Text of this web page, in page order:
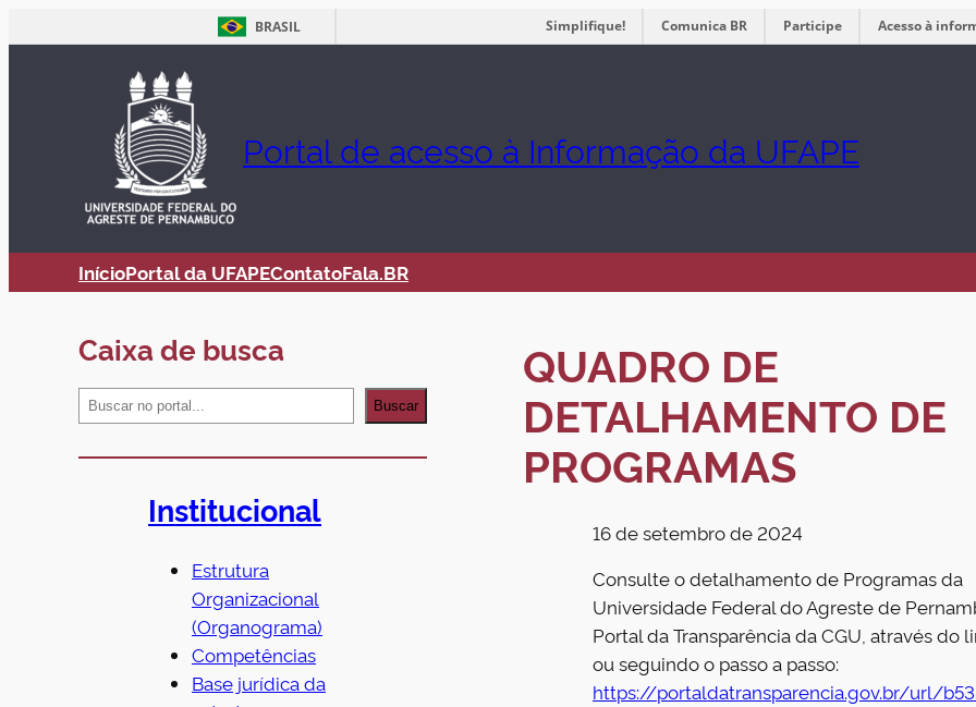
BRASIL Simplifique! Comunica BR Participe Acesso à
Portal de acesso à Informação da UFAPE
InícioPortal da UFAPEContatoFala.BR
Caixa de busca
e
a
Buscar
Institucional
Estrutura
Organizacional
(Organograma)
Competências
Base jurídica da
QUADRO DE
DETALHAMENTO DE
PROGRAMAS
16 de setembro de 2024
Consulte o detalhamento de Programas da
Universidade Federal do Agreste de
Portal da Transparência da CGU, através do
ou seguindo o passo a passo:
https://portaldatransparencia.gov.br/url/